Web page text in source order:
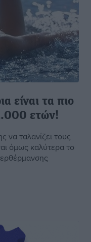
είναι τα πιο
ετών!
να ταλανίζει τους
όμως καλύτερα το